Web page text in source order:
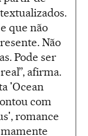
que não
Não
Pode ser
afirma.
'Ocean
com
romance